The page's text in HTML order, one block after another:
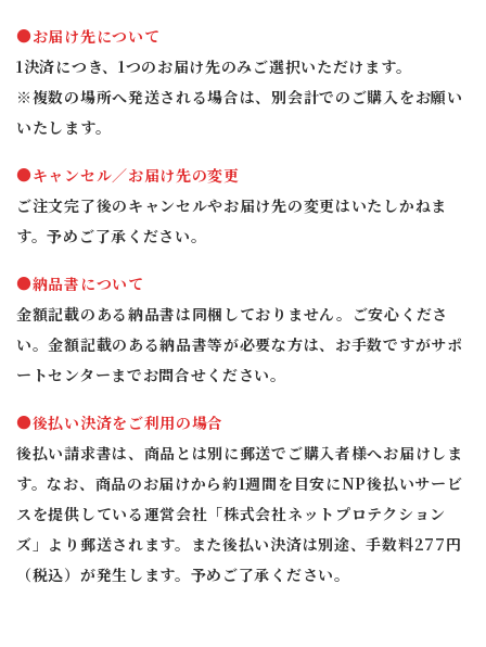
●お届け先について
1決済につき、1つのお届け先のみご選択いただけます。
※複数の場所へ発送される場合は、別会計でのご購入をお願い
いたします。
●キャンセル／お届け先の変更
ご注文完了後のキャンセルやお届け先の変更はいたしかねま
す。予めご了承ください。
●納品書について
金額記載のある納品書は同梱しておりません。ご安心くださ
い。金額記載のある納品書等が必要な方は、お手数ですがサポ
ートセンターまでお問合せください。
●後払い決済をご利用の場合
後払い請求書は、商品とは別に郵送でご購入者様へお届けしま
す。なお、商品のお届けから約1週間を目安にNP後払いサービ
スを提供している運営会社「株式会社ネットプロテクション
ズ」より郵送されます。また後払い決済は別途、手数料277円
（税込）が発生します。予めご了承ください。